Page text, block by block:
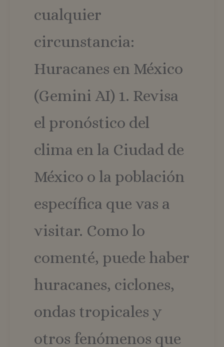
cualquier
circunstancia:
Huracanes en México
(Gemini AI) 1. Revisa
el pronóstico del
clima en la Ciudad de
México o la población
específica que vas a
visitar. Como lo
comenté, puede haber
huracanes, ciclones,
ondas tropicales y
otros fenómenos que